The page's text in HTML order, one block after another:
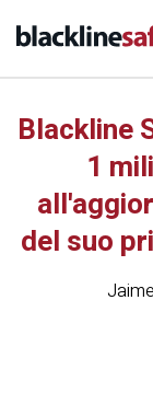
Blackline
1
del suo